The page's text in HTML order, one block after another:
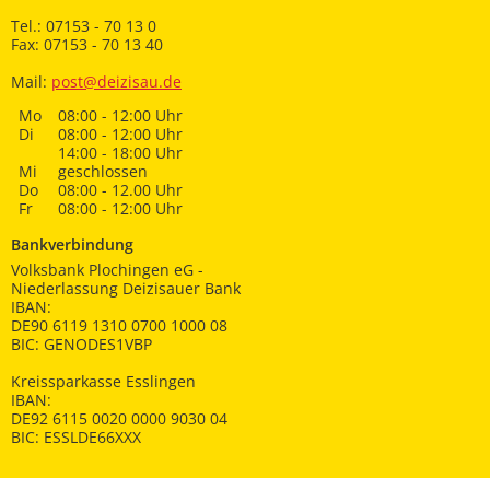
Tel.: 07153 - 70 13 0
Fax: 07153 - 70 13 40
Mail: post@deizisau.de
Mo
08:00 - 12:00 Uhr
Di
08:00 - 12:00 Uhr
14:00 - 18:00 Uhr
Mi
geschlossen
Do
08:00 - 12.00 Uhr
Fr
08:00 - 12:00 Uhr
Bankverbindung
Volksbank Plochingen eG -
Niederlassung Deizisauer Bank
IBAN:
DE90 6119 1310 0700 1000 08
BIC: GENODES1VBP
Kreissparkasse Esslingen
IBAN:
DE92 6115 0020 0000 9030 04
BIC: ESSLDE66XXX